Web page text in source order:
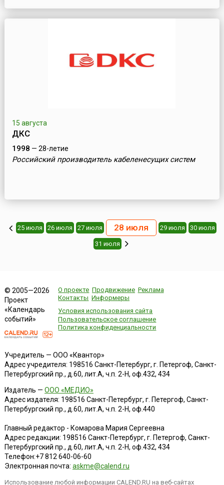
15 августа
ДКС
1998 — 28-летие
Российский производитель кабеленесущих систем
25 июля 26 июля 27 июля 28 июля 29 июля 30 июля
31 июля
© 2005—2026
Проект
«Календарь
событий»
О проекте Продвижение Реклама
Контакты Информеры
Условия использования сайта
Пользовательское соглашение
Политика конфиденциальности
Учредитель — ООО «Квантор»
Адрес учредителя: 198516 Санкт-Петербург, г. Петергоф, Санкт-
Петербургский пр., д.60, лит.А, ч.п. 2-Н, оф.432, 434
Издатель — ООО «МЕДИО»
Адрес издателя: 198516 Санкт-Петербург, г. Петергоф, Санкт-
Петербургский пр., д.60, лит.А, ч.п. 2-Н, оф.440
Главный редактор - Комарова Мария Сергеевна
Адрес редакции: 198516 Санкт-Петербург, г. Петергоф, Санкт-
Петербургский пр., д.60, лит.А, ч.п. 2-Н, оф.432, 434
Телефон:+7 812 640-06-60
Электронная почта: askme@calend.ru
Использование любой информации CALEND.RU на веб-сайтах